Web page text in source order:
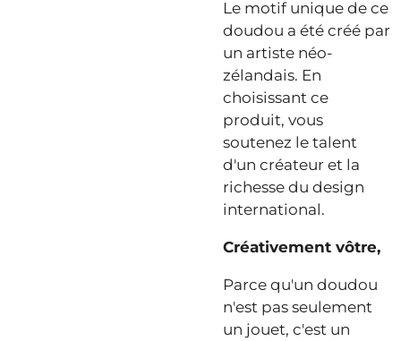
Le motif unique de ce
doudou a été créé par
un artiste néo-
zélandais. En
choisissant ce
produit, vous
soutenez le talent
d'un créateur et la
richesse du design
international.
Créativement vôtre,
Parce qu'un doudou
n'est pas seulement
un jouet, c'est un